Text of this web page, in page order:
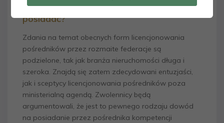
Licencja pośrednika dziś – czy warto ją
posiadać?
Zdania na temat obecnych form licencjonowania
pośredników przez rozmaite federacje są
podzielone, tak jak branża nieruchomości długa i
szeroka. Znajdą się zatem zdecydowani entuzjaści,
jak i sceptycy licencjonowania pośredników poza
ministerialną agendą. Zwolennicy będą
argumentowali, że jest to pewnego rodzaju dowód
na posiadanie przez pośrednika kompetencji